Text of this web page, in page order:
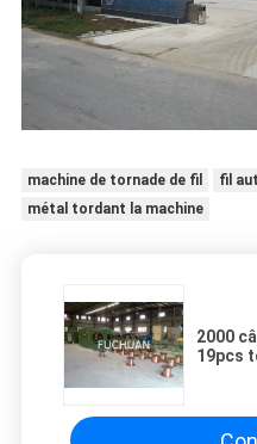
machine de tornade de fil
fil
métal tordant la machine
2000
19pcs